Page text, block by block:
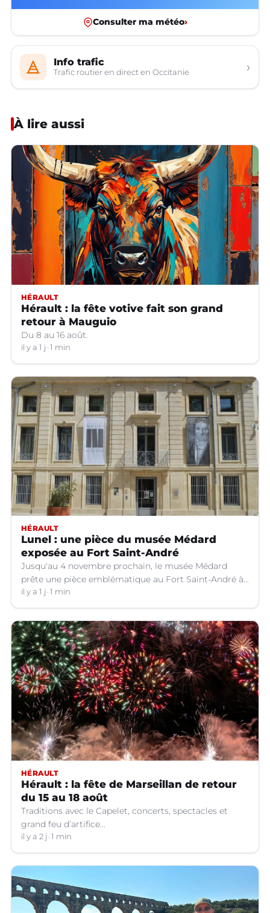
Consulter ma météo›
Info trafic
Trafic routier en direct en Occitanie ›
À lire aussi
HÉRAULT
Hérault : la fête votive fait son grand
retour à Mauguio
Du 8 au 16 août.
il y a 1 j 1 min
HÉRAULT
Lunel : une pièce du musée Médard
exposée au Fort Saint-André
Jusqu'au 4 novembre prochain, le musée Médard
prête une pièce emblématique au Fort Saint-André à
Villeneuve-lez-Avignon (Gard).
il y a 1 j 1 min
HÉRAULT
Hérault : la fête de Marseillan de retour
du 15 au 18 août
Traditions avec le Capelet, concerts, spectacles et
grand feu d’artifice...
il y a 2 j 1 min